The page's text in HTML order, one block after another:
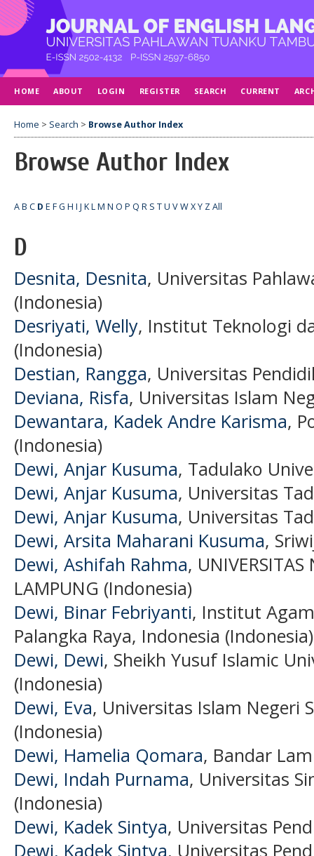
HOME ABOUT LOGIN REGISTER SEARCH CURRENT
Home > Search > Browse Author Index
Browse Author Index
AB C D E FG H I J KLM N O P Q R S TU VWXY ZAll
D
Desnita, Desnita, Universitas
(Indonesia)
Desriyati, Welly, Institut Teknologi
(Indonesia)
Destian, Rangga, Universitas
Deviana, Risfa, Universitas Islam
Dewantara, Kadek Andre Karisma,
(Indonesia)
Dewi, Anjar Kusuma, Tadulako
Dewi, Anjar Kusuma, Universitas
Dewi, Anjar Kusuma, Universitas
Dewi, Arsita Maharani Kusuma,
Dewi, Ashifah Rahma,
LAMPUNG (Indonesia)
Dewi, Binar Febriyanti, Institut
Palangka Raya, Indonesia (Indonesia)
Dewi, Dewi, Sheikh Yusuf Islamic
(Indonesia)
Dewi, Eva, Universitas Islam Negeri
(Indonesia)
Dewi, Hamelia Qomara, Bandar
Dewi, Indah Purnama, Universitas
(Indonesia)
Dewi, Kadek Sintya, Universitas
Dewi, Kadek Sintya, Universitas